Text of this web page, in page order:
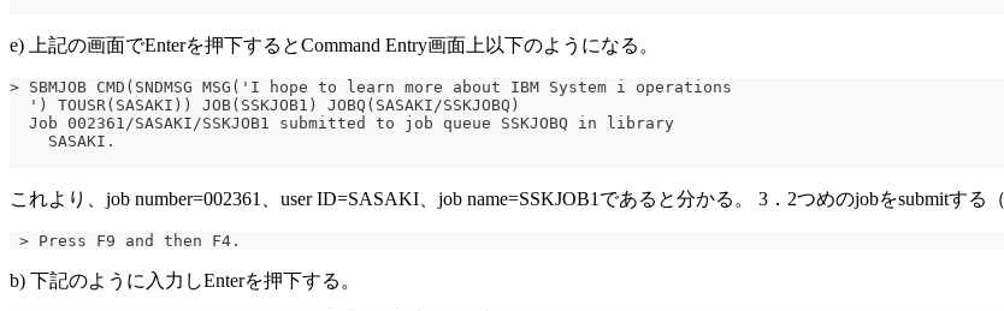
e) 上記の画面でEnterを押下するとCommand Entry画面上以下のようになる。
> SBMJOB CMD(SNDMSG MSG('I hope to learn more about IBM System i operations
  ') TOUSR(SASAKI)) JOB(SSKJOB1) JOBQ(SASAKI/SSKJOBQ)
  Job 002361/SASAKI/SSKJOB1 submitted to job queue SSKJOBQ in library
    SASAKI.
これより、job number=002361、user ID=SASAKI、job name=SSKJOB1であると分かる。 3．2つめのjobをsubmitす
> Press F9 and then F4.
b) 下記のように入力しEnterを押下する。